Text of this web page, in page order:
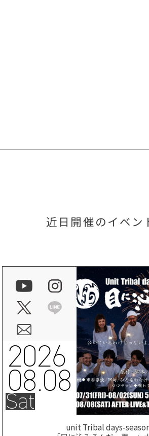
近日開催のイベン
2026
08.08
Sat
unit Tribal days-